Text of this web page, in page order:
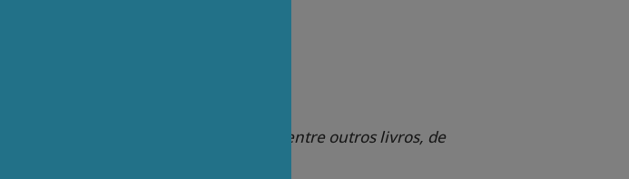
Federal Fluminense (UFF). Autor, entre outros livros, de